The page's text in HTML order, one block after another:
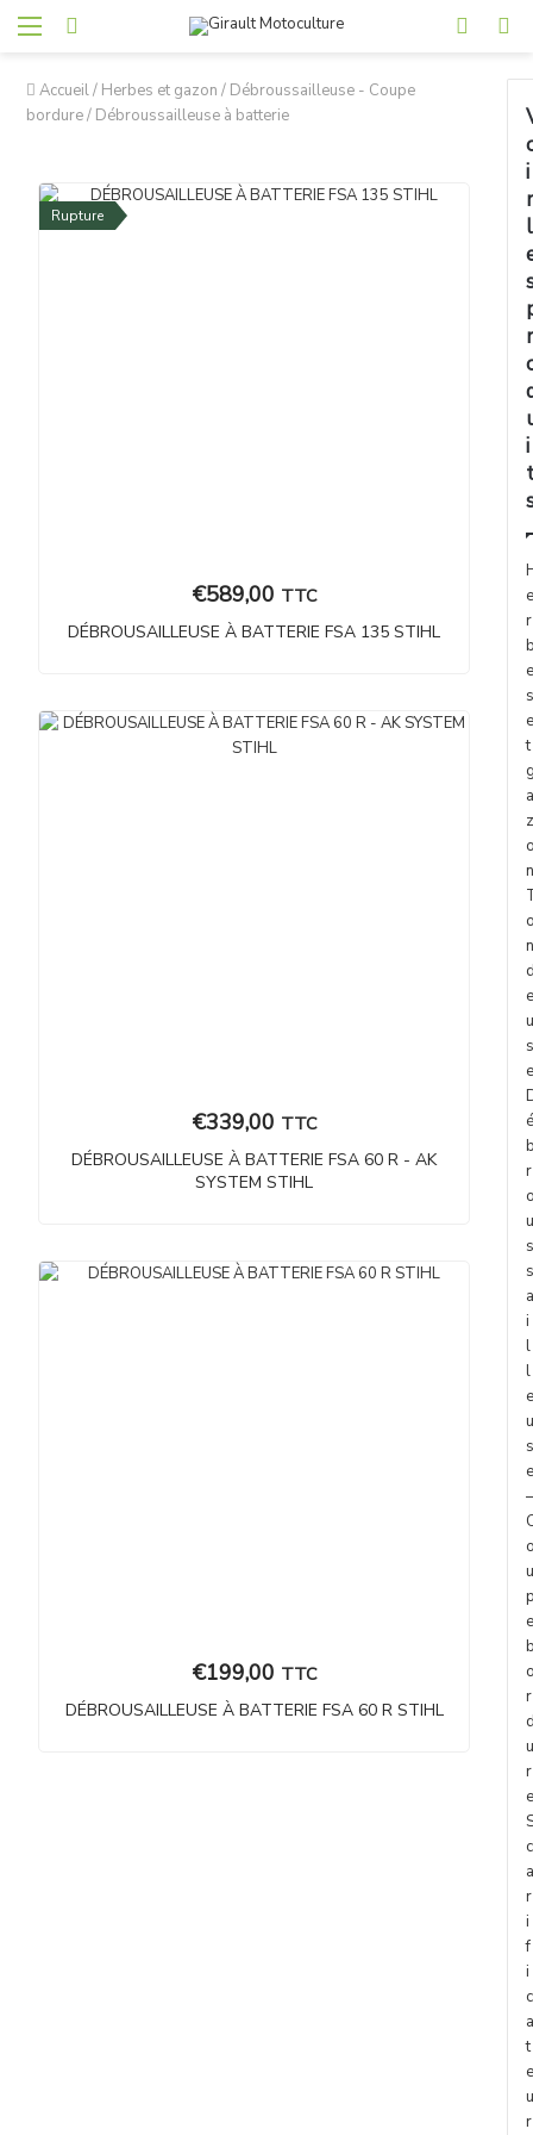
Accueil/ Herbes et gazon / Débroussailleuse - Coupe
bordure/ Débroussailleuse à batterie
Rupture
€589,00 TTC
DÉBROUSAILLEUSE À BATTERIE FSA 135 STIHL
€339,00 TTC
DÉBROUSAILLEUSE À BATTERIE FSA 60 R - AK
SYSTEM STIHL
€199,00 TTC
DÉBROUSAILLEUSE À BATTERIE FSA 60 R STIHL
i
r
l
r
i
e
r
e
s
e
t
a
z
n
n
e
u
s
e
é
r
u
s
s
a
i
l
l
e
u
s
e
–
u
e
r
u
r
e
c
a
r
i
f
i
c
a
t
e
u
r